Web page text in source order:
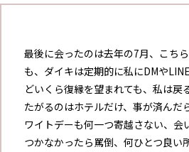
最後に会ったのは去年の7月、こち
も、ダイキは定期的に私にDMや
どいくら復縁を望まれても、私は戻
たがるのはホテルだけ、事が済んだ
ワイトデーも何一つ寄越さない、会
つかなかったら罵倒、何ひとつ良い